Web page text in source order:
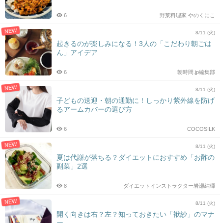
野菜料理家 やのくにこ
6
NEW 8/11 (火)
起きるのが楽しみになる！3人の「こだわり朝ごは
ん」アイデア
朝時間.jp編集部
6
NEW 8/11 (火)
子どもの送迎・朝の通勤に！しっかり紫外線を防げ
るアームカバーの選び方
COCOSILK
6
NEW 8/11 (火)
夏は代謝が落ちる？ダイエットにおすすめ「お酢の
副菜」2選
ダイエットインストラクター岩瀬結暉
8
NEW 8/11 (火)
開く向きは右？左？知っておきたい「袱紗」のマナ